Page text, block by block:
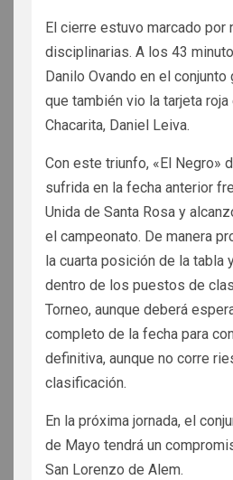
El cierre estuvo marcado por
disciplinarias. A los 43
Danilo Ovando en el conjunto
que también vio la tarjeta
Chacarita, Daniel Leiva.
Con este triunfo, «El Negro»
sufrida en la fecha anterior
Unida de Santa Rosa y
el campeonato. De manera
la cuarta posición de la tabla
dentro de los puestos de
Torneo, aunque deberá
completo de la fecha para
definitiva, aunque no corre
clasificación.
En la próxima jornada, el
de Mayo tendrá un
San Lorenzo de Alem.